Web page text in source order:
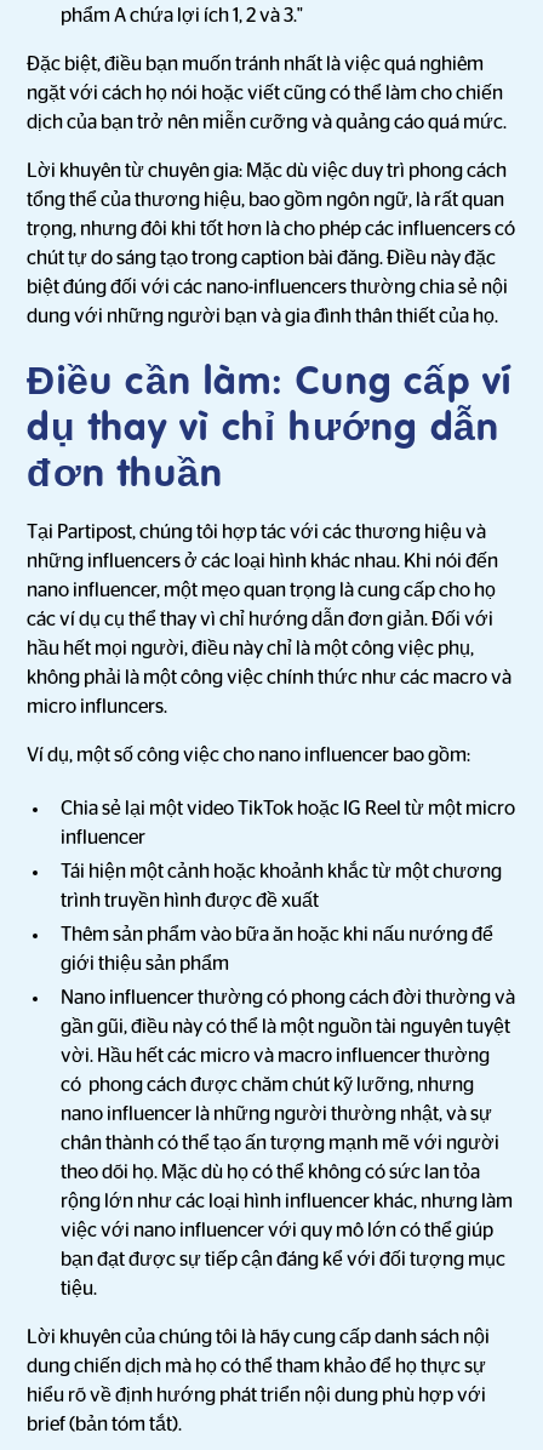
phẩm A chứa lợi ích 1, 2 và 3."
Đặc biệt, điều bạn muốn tránh nhất là việc quá nghiêm
ngặt với cách họ nói hoặc viết cũng có thể làm cho chiến
dịch của bạn trở nên miễn cưỡng và quảng cáo quá mức.
Lời khuyên từ chuyên gia: Mặc dù việc duy trì phong cách
tổng thể của thương hiệu, bao gồm ngôn ngữ, là rất quan
trọng, nhưng đôi khi tốt hơn là cho phép các influencers có
chút tự do sáng tạo trong caption bài đăng. Điều này đặc
biệt đúng đối với các nano-influencers thường chia sẻ nội
dung với những người bạn và gia đình thân thiết của họ.
Điều cần làm: Cung cấp ví
dụ thay vì chỉ hướng dẫn
đơn thuần
Tại Partipost, chúng tôi hợp tác với các thương hiệu và
những influencers ở các loại hình khác nhau. Khi nói đến
nano influencer, một mẹo quan trọng là cung cấp cho họ
các ví dụ cụ thể thay vì chỉ hướng dẫn đơn giản. Đối với
hầu hết mọi người, điều này chỉ là một công việc phụ,
không phải là một công việc chính thức như các macro và
micro influncers.
Ví dụ, một số công việc cho nano influencer bao gồm:
Chia sẻ lại một video TikTok hoặc IG Reel từ một micro
influencer
Tái hiện một cảnh hoặc khoảnh khắc từ một chương
trình truyền hình được đề xuất
Thêm sản phẩm vào bữa ăn hoặc khi nấu nướng để
giới thiệu sản phẩm
Nano influencer thường có phong cách đời thường và
gần gũi, điều này có thể là một nguồn tài nguyên tuyệt
vời. Hầu hết các micro và macro influencer thường
có phong cách được chăm chút kỹ lưỡng, nhưng
nano influencer là những người thường nhật, và sự
chân thành có thể tạo ấn tượng mạnh mẽ với người
theo dõi họ. Mặc dù họ có thể không có sức lan tỏa
rộng lớn như các loại hình influencer khác, nhưng làm
việc với nano influencer với quy mô lớn có thể giúp
bạn đạt được sự tiếp cận đáng kể với đối tượng mục
tiệu.
Lời khuyên của chúng tôi là hãy cung cấp danh sách nội
dung chiến dịch mà họ có thể tham khảo để họ thực sự
hiểu rõ về định hướng phát triển nội dung phù hợp với
brief (bản tóm tắt).